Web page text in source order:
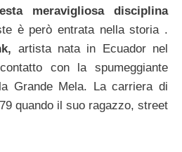
meravigliosa disciplina
è però entrata nella storia .
artista nata in Ecuador nel
con la spumeggiante
Grande Mela. La carriera di
quando il suo ragazzo, street